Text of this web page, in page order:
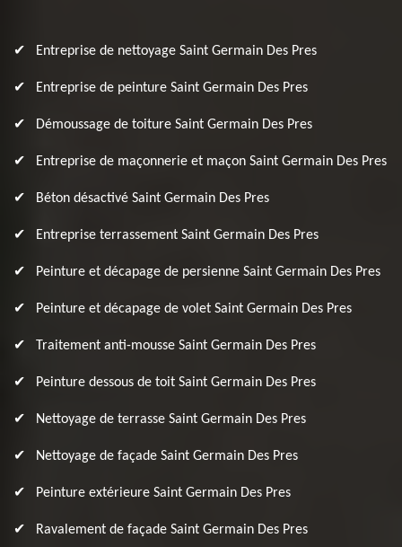
Entreprise de nettoyage Saint Germain Des Pres
Entreprise de peinture Saint Germain Des Pres
Démoussage de toiture Saint Germain Des Pres
Entreprise de maçonnerie et maçon Saint Germain Des Pres
Béton désactivé Saint Germain Des Pres
Entreprise terrassement Saint Germain Des Pres
Peinture et décapage de persienne Saint Germain Des Pres
Peinture et décapage de volet Saint Germain Des Pres
Traitement anti-mousse Saint Germain Des Pres
Peinture dessous de toit Saint Germain Des Pres
Nettoyage de terrasse Saint Germain Des Pres
Nettoyage de façade Saint Germain Des Pres
Peinture extérieure Saint Germain Des Pres
Ravalement de façade Saint Germain Des Pres